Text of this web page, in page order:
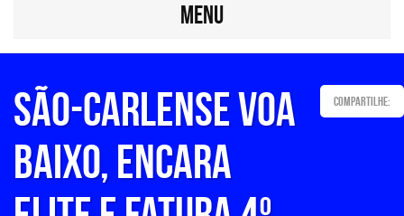
MENU
São-carlense voa
baixo, encara
Compartilhe: